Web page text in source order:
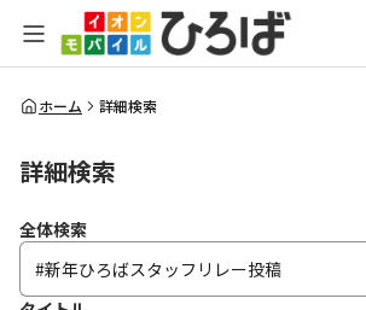
全体検索
ホーム 詳細検索
詳細検索
全体検索